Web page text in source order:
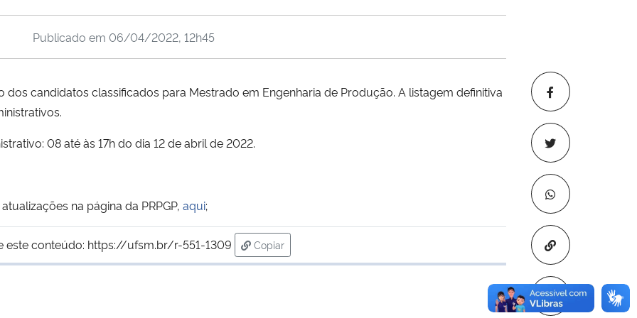
Copiar para
Publicado em 06/04/2022, 12h45
candidatos classificados para Mestrado em Engenharia de Produção. A listagem definitiva
08 até às 17h do dia 12 de abril de 2022.
na página da PRPGP, aqui;
este conteúdo: https://ufsm.br/r-551-1309
Copiar
para área de transferência